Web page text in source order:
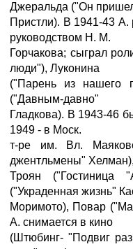
Джеральда ("Он
Пристли). В 1941-43
руководством H. M.
Горчакова; сыграл
люди"), Луконина
("Парень из нашего
("Давным-давно"
Гладкова). В 1943-46
1949 - в Моск.
т-ре им. Вл.
джентльмены" Хелман),
Троян ("Гостиница
("Украденная жизнь"
Моримото), Повар
А. снимается в кино
(Штюбинг- "Подвиг